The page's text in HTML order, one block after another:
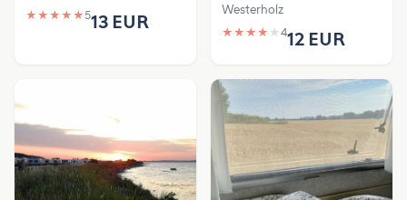
★ ★ ★ ★ ★513 EUR
Westerholz
★ ★ ★ ★ ★ 412 EUR